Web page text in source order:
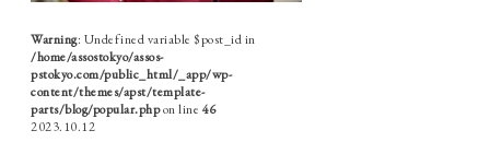
Warning: Undefined variable $post_id in
/home/assostokyo/assos-
pstokyo.com/public_html/_app/wp-
content/themes/apst/template-
parts/blog/popular.phpon line 46
2023.10.12